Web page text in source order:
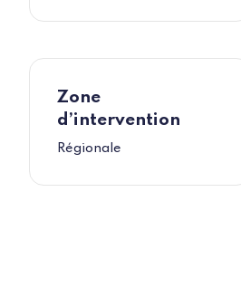
Zone
d’intervention
Régionale